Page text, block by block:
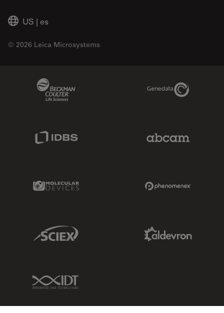
US | es
© 2026 Leica Microsystems
Genedata Link
Molecular Devices Link
Sciex Link
IDT Link